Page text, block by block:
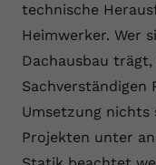
technische
Heimwerker. Wer
Dachausbau
Sachverständigen
Umsetzung nichts
Projekten unter